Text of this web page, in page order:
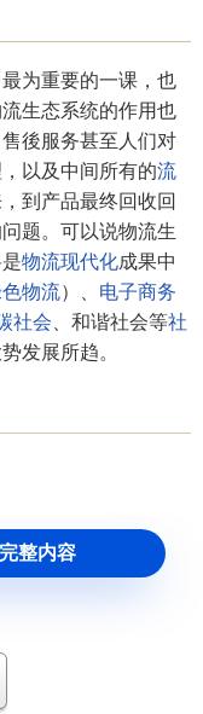
为重要的一课，也
生态系统的作用也
售後服务甚至人们对
以及中间所有的流
到产品最终回收回
题。可以说物流生
物流现代化成果中
物流）、 电子商务
社会 、和谐社会等社
发展所趋。
整内容